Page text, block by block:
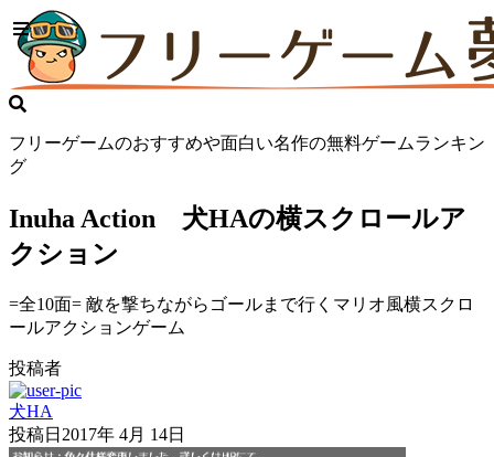
フリーゲームのおすすめや面白い名作の無料ゲームランキン
グ
Inuha Action 犬HAの横スクロールア
クション
=全10面= 敵を撃ちながらゴールまで行くマリオ風横スクロ
ールアクションゲーム
投稿者
犬HA
投稿日 2017年 4月 14日